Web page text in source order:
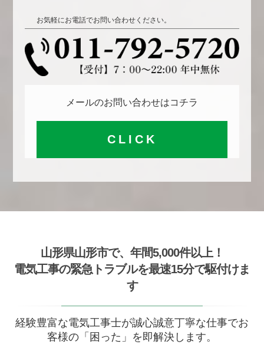
お気軽にお電話でお問い合わせください。
メールのお問い合わせはコチラ
CLICK
山形県山形市で、年間5,000件以上！
電気工事の緊急トラブルを最速15分で駆付けま
す
経験豊富な電気工事士が誠心誠意丁寧な仕事でお
客様の「困った」を即解決します。